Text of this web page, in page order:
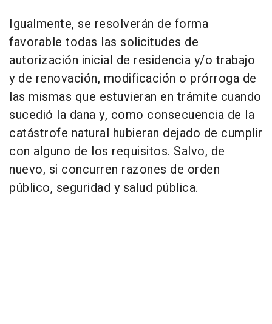
Igualmente, se resolverán de forma
favorable todas las solicitudes de
autorización inicial de residencia y/o trabajo
y de renovación, modificación o prórroga de
las mismas que estuvieran en trámite cuando
sucedió la dana y, como consecuencia de la
catástrofe natural hubieran dejado de cumplir
con alguno de los requisitos. Salvo, de
nuevo, si concurren razones de orden
público, seguridad y salud pública.